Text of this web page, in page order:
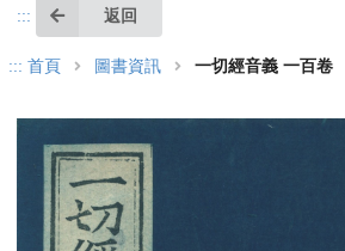
::: 返回
::: 首頁 圖書資訊 一切經音義 一百卷